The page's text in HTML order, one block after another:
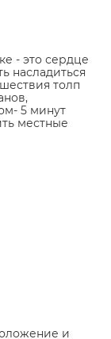
- это сердце
насладиться
толп
5 минут
местные
и